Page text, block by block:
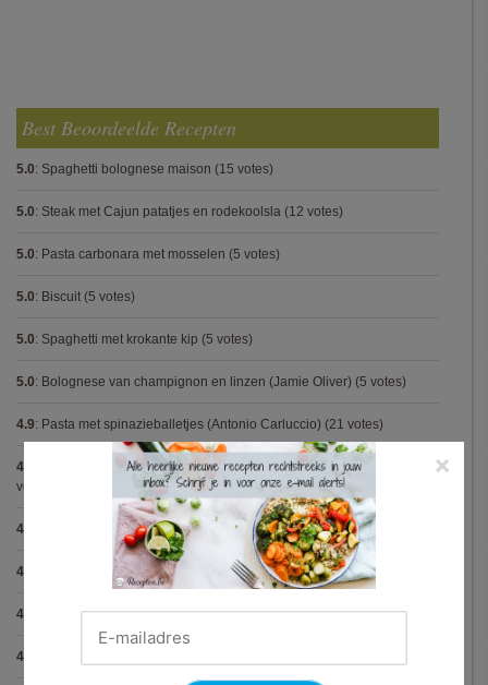
Best Beoordeelde Recepten
5.0: Spaghetti bolognese maison (15 votes)
5.0: Steak met Cajun patatjes en rodekoolsla (12 votes)
5.0: Pasta carbonara met mosselen (5 votes)
5.0: Biscuit (5 votes)
5.0: Spaghetti met krokante kip (5 votes)
5.0: Bolognese van champignon en linzen (Jamie Oliver) (5 votes)
4.9: Pasta met spinazieballetjes (Antonio Carluccio) (21 votes)
4.9 Volkorenspaghetti in mosterdsaus met prei en spek (Colruyt)
votes)
4.9 Gegrilde nougat met esdoornsiroop (14 votes)
4.9 Gegratineerde gehaktballen in tomatensaus(12 votes)
4.9 Gekarameliseerd witloof met serranoham (Ottolenghi)(11 votes)
4.9
×